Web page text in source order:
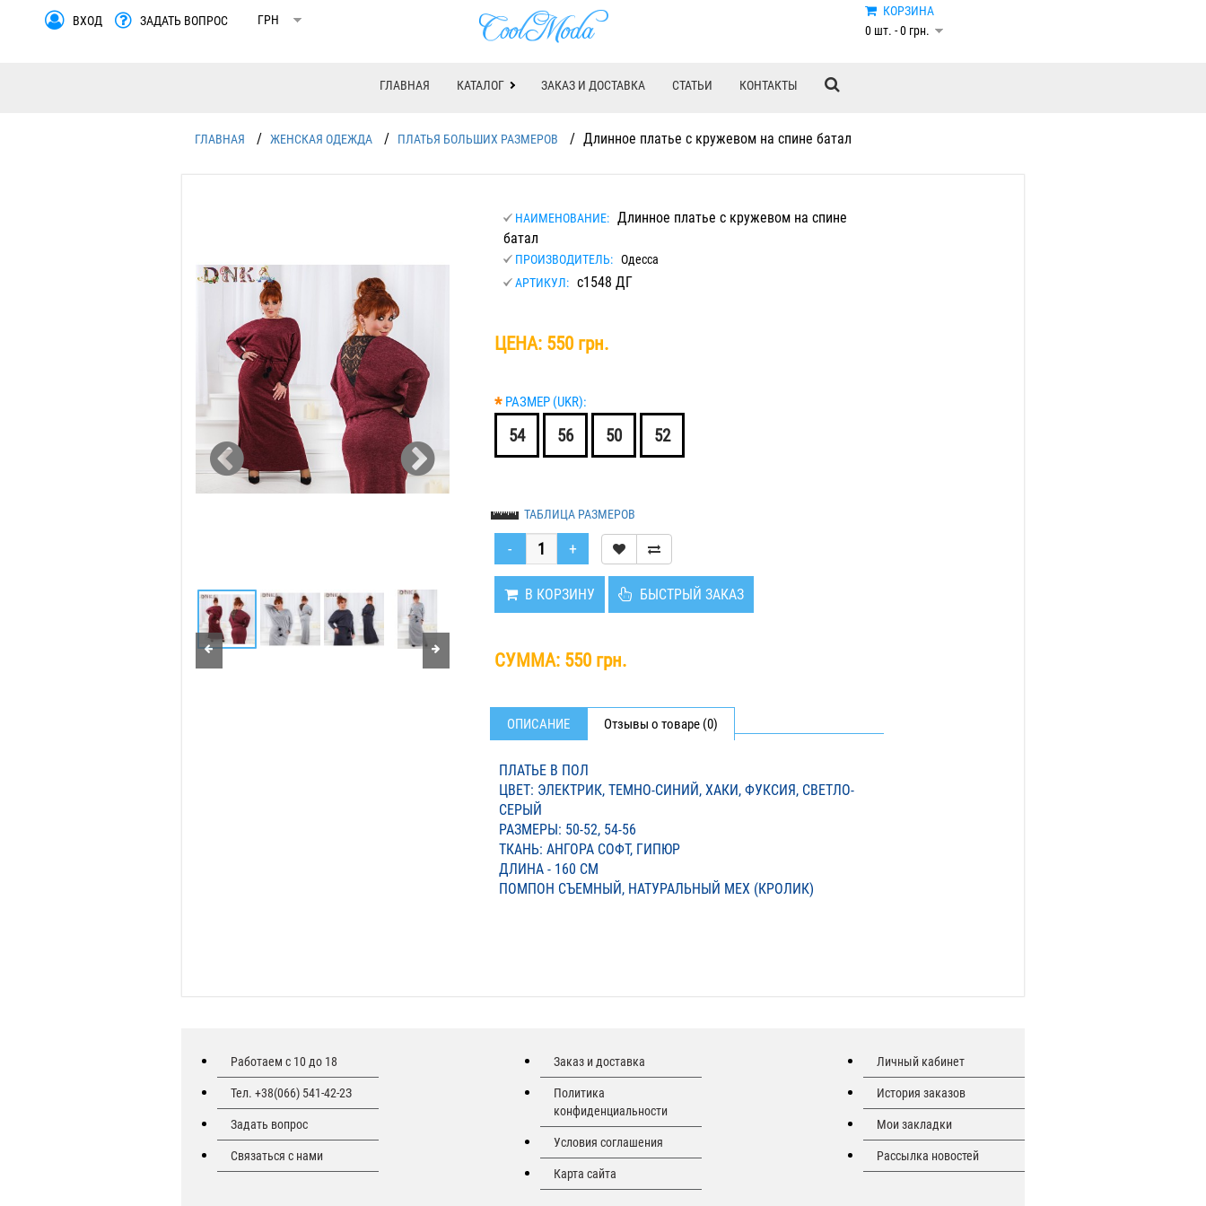
КОРЗИНА
0 шт. - 0 грн.
ВХОД ЗАДАТЬ ВОПРОС
ГЛАВНАЯ КАТАЛОГ ЗАКАЗ И ДОСТАВКА СТАТЬИ КОНТАКТЫ
ГЛАВНАЯ / ЖЕНСКАЯ ОДЕЖДА / ПЛАТЬЯ БОЛЬШИХ РАЗМЕРОВ / Длинное платье с кружевом на спине батал
НАИМЕНОВАНИЕ: Длинное платье с кружевом на спине
батал
ПРОИЗВОДИТЕЛЬ: Одесса
АРТИКУЛ: с1548 ДГ
ЦЕНА: 550 грн.
* РАЗМЕР (UKR):
54 56 50 52
ТАБЛИЦА РАЗМЕРОВ
В КОРЗИНУ БЫСТРЫЙ ЗАКАЗ
СУММА: 550 грн.
ОПИСАНИЕ Отзывы о товаре (0)
ПЛАТЬЕ В ПОЛ
ЦВЕТ: ЭЛЕКТРИК, ТЕМНО-СИНИЙ, ХАКИ, ФУКСИЯ, СВЕТЛО-
СЕРЫЙ
РАЗМЕРЫ: 50-52, 54-56
ТКАНЬ: АНГОРА СОФТ, ГИПЮР
ДЛИНА - 160 СМ
ПОМПОН СЪЕМНЫЙ, НАТУРАЛЬНЫЙ МЕХ (КРОЛИК)
Работаем с 10 до 18
Тел. +38(066) 541-42-2З
Задать вопрос
Связаться с нами
Заказ и доставка
Политика
конфиденциальности
Условия соглашения
Карта сайта
Личный кабинет
История заказов
Мои закладки
Рассылка новостей